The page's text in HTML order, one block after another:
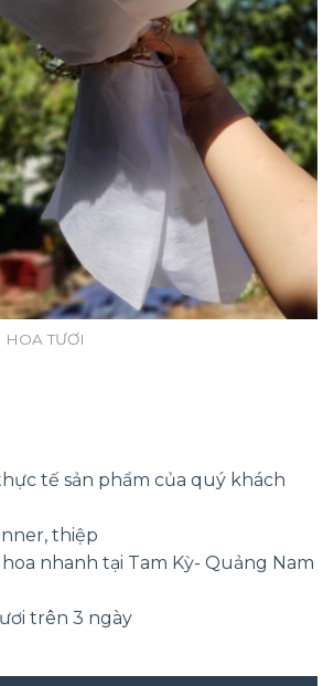
HOA TƯƠI
tế sản phẩm của quý khách
thiệp
nhanh tại Tam Kỳ- Quảng Nam
trên 3 ngày